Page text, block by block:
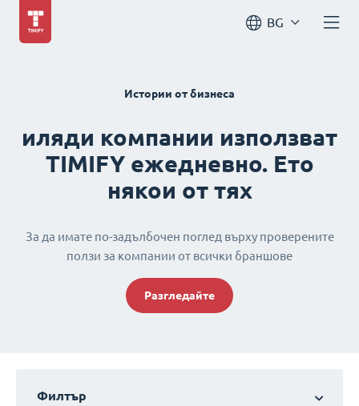
BG
Истории от бизнеса
иляди компании използват
TIMIFY ежедневно. Ето
някои от тях
За да имате по-задълбочен поглед върху проверените
ползи за компании от всички браншове
Разгледайте
Филтър